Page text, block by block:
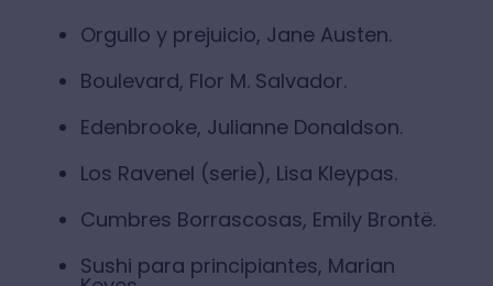
Orgullo y prejuicio, Jane Austen.
Boulevard, Flor M. Salvador.
Edenbrooke, Julianne Donaldson.
Los Ravenel (serie), Lisa Kleypas.
Cumbres Borrascosas, Emily Brontë.
Sushi para principiantes, Marian